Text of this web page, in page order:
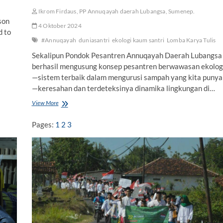
t
r
n
n
n
u
q
y
to
Ikrom Firdaus, PP Annuqayah daerah Lubangsa, Sumenep.
4 Oktober 2024
#Annuqayah duniasantri ekologi kaum santri Lomba Karya Tulis
Sekalipun Pondok Pesantren Annuqayah Daerah Lubangsa
berhasil mengusung konsep pesantren berwawasan
—sistem terbaik dalam mengurusi sampah yang kita punya
—keresahan dan terdeteksinya dinamika lingkungan di…
View MoreM
m
a
h
a
m
i
G
e
r
a
k
a
Pages: 1 2 3